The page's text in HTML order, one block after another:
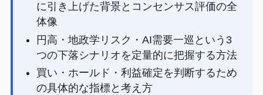
に引き上げた背景とコンセンサス評価の全
体像
円高・地政学リスク・AI需要一巡という3
つの下落シナリオを定量的に把握する方法
買い・ホールド・利益確定を判断するため
の具体的な指標と考え方